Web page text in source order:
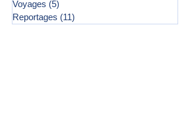
Voyages (5)
Reportages (11)